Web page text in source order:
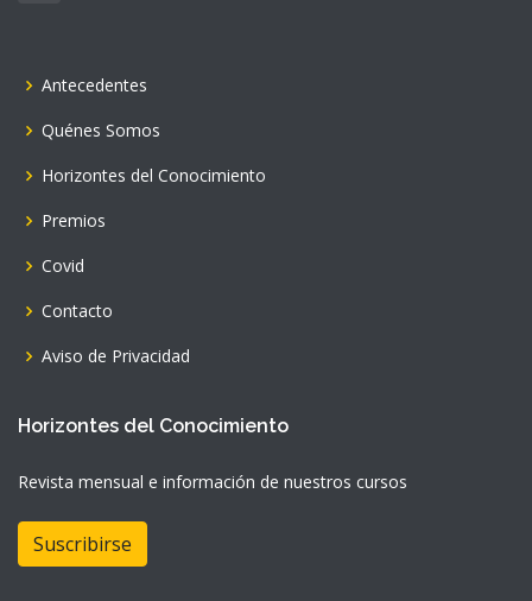
Antecedentes
Quénes Somos
Horizontes del Conocimiento
Premios
Covid
Contacto
Aviso de Privacidad
Horizontes del Conocimiento
Revista mensual e información de nuestros cursos
Suscribirse